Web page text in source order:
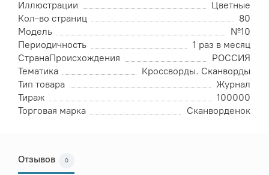
Иллюстрации
Цветные
Кол-во страниц
80
Модель
№10
Периодичность
1 раз в месяц
СтранаПроисхождения
РОССИЯ
Тематика
Кроссворды. Сканворды
Тип товара
Журнал
Тираж
100000
Торговая марка
Сканворденок
Отзывов 0